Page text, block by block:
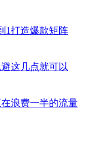
1打造爆款矩阵
这几点就可以
浪费一半的流量